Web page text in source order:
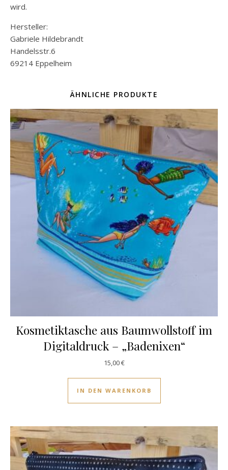
wird.
Hersteller:
Gabriele Hildebrandt
Handelsstr.6
69214 Eppelheim
ÄHNLICHE PRODUKTE
Kosmetiktasche aus Baumwollstoff im
Digitaldruck – „Badenixen“
15,00€
IN DEN WARENKORB